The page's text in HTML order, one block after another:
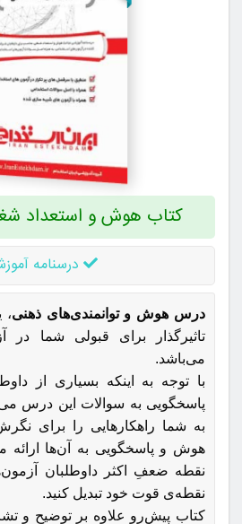
کتاب هوش و استعداد
درسنامه
درس هوش و توانمندی‌های ذهنی،
تاثیرگذار برای قبولی شما در
می‌باشد.
با توجه به اینکه بسیاری از
پاسخگویی به سوالات این درس
به شما راهکارهایی را برای
هوش و پاسخگویی به آن‌ها ارائه
نقطه‌ ضعفِ اکثر داوطلبان
نقطه‌ی قوت خود تبدیل کنید.
کتاب پیش‌رو علاوه بر توضیح و